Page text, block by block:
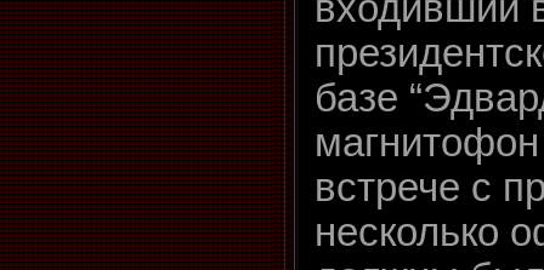
базе
встрече с
несколько